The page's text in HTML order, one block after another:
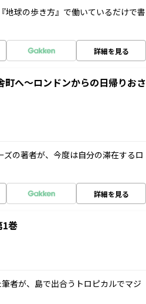
地球の歩き方』で働いているだけで書
詳細を見る
へ～ロンドンからの日帰りおさ
の著者が、今度は自分の滞在するロ
詳細を見る
巻
者が、島で出合うトロピカルでマジ